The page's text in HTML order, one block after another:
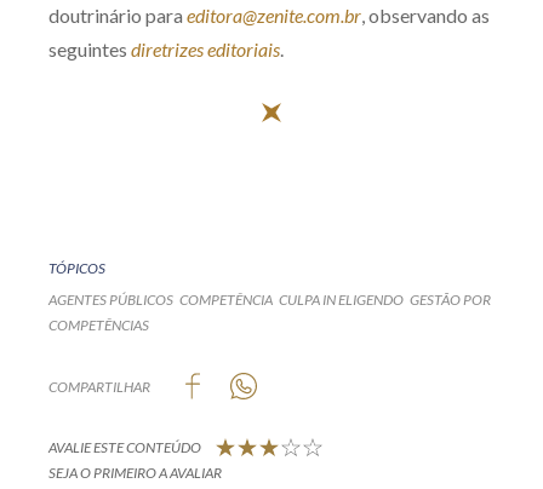
doutrinário para editora@zenite.com.br, observando as
seguintes diretrizes editoriais.
TÓPICOS
AGENTES PÚBLICOS COMPETÊNCIA CULPA IN ELIGENDO GESTÃO POR
COMPETÊNCIAS
COMPARTILHAR
AVALIE ESTE CONTEÚDO
SEJA O PRIMEIRO A AVALIAR